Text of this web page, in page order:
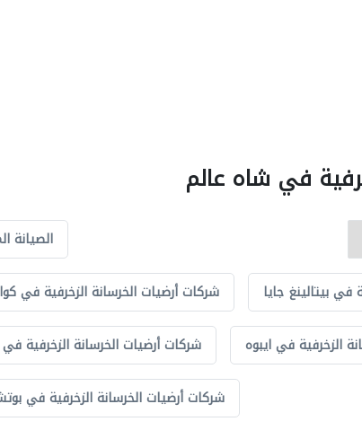
في شاه عالم
الصيانة
شركات أرضيات الخرسانة الزخرفية في في بيتالينغ جايا
شركات أرضيات الخرسانة الزخرفية في الزخرفية في ايبوه
شركات أرضيات الخرسانة الزخرفية في